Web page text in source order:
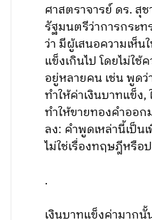
ศาสตราจารย์​ ดร. สุ
รัฐมนตรี​ว่าการกระท​
ว่า​ มีผู้เสนอความเห็
แข็งเกินไป​ โดยไม่ใช้
อยู่หลายคน​ เช่น​ พูด
ทำให้ค่าเงินบาทแข็ง
ทำให้ขายทองคำออก
ลง: คำพูดเหล่านี้เป็น
ไม่ใช่เรื่องทฤษฎี​หรื
.
เงินบาทแข็งค่ามาก​